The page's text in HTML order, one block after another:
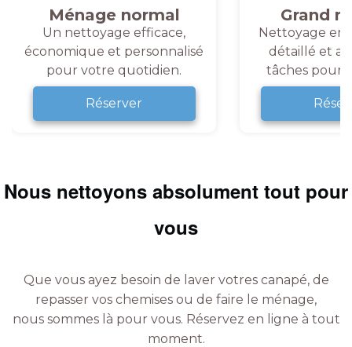
Ménage normal
Un nettoyage efficace,
économique et personnalisé
pour votre quotidien.
Réserver
Grand
Nettoyage en
détaillé et
tâches pour
Nous nettoyons absolument tout pour
vous
Que vous ayez besoin de laver votres canapé, de
repasser vos chemises ou de faire le ménage,
nous sommes là pour vous. Réservez en ligne à tout
moment.